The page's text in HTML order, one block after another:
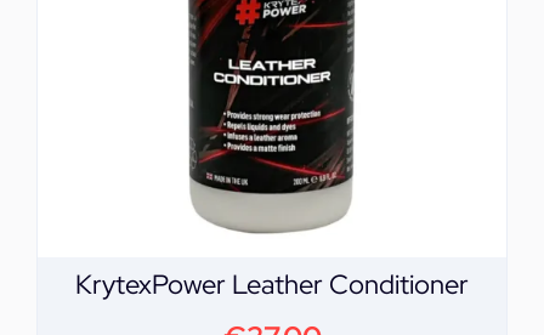
KrytexPower Leather Conditioner